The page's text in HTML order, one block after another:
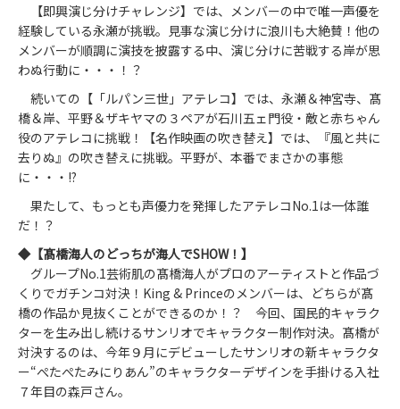
【即興演じ分けチャレンジ】では、メンバーの中で唯一声優を
経験している永瀬が挑戦。見事な演じ分けに浪川も大絶賛！他の
メンバーが順調に演技を披露する中、演じ分けに苦戦する岸が思
わぬ行動に・・・！？
続いての【「ルパン三世」アテレコ】では、永瀬＆神宮寺、髙
橋＆岸、平野＆ザキヤマの３ペアが石川五ェ門役・敵と赤ちゃん
役のアテレコに挑戦！【名作映画の吹き替え】では、『風と共に
去りぬ』の吹き替えに挑戦。平野が、本番でまさかの事態
に・・・!?
果たして、もっとも声優力を発揮したアテレコNo.1は一体誰
だ！？
◆【髙橋海人のどっちが海人でSHOW！】
グループNo.1芸術肌の髙橋海人がプロのアーティストと作品づ
くりでガチンコ対決！King & Princeのメンバーは、どちらが髙
橋の作品か見抜くことができるのか！？ 今回、国民的キャラク
ターを生み出し続けるサンリオでキャラクター制作対決。髙橋が
対決するのは、今年９月にデビューしたサンリオの新キャラクタ
ー“ぺたぺたみにりあん”のキャラクターデザインを手掛ける入社
７年目の森戸さん。